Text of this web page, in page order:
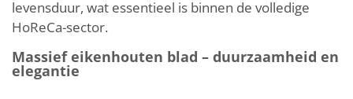
levensduur, wat essentieel is binnen de volledige
HoReCa-sector.
Massief eikenhouten blad – duurzaamheid en
elegantie